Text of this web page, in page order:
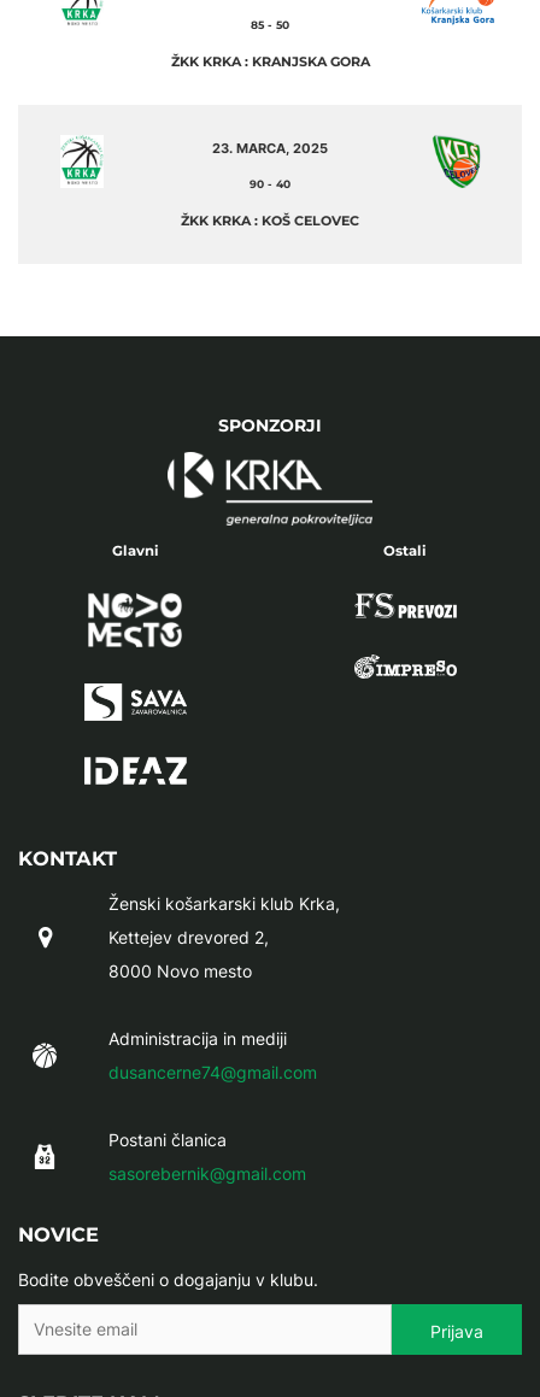
85 - 50
ŽKK KRKA : KRANJSKA GORA
23. MARCA, 2025
90 - 40
ŽKK KRKA : KOŠ CELOVEC
SPONZORJI
Glavni Ostali
KONTAKT
Ženski košarkarski klub Krka,
Kettejev drevored 2,
8000 Novo mesto
Administracija in mediji
dusancerne74@gmail.com
Postani članica
sasorebernik@gmail.com
NOVICE
Bodite obveščeni o dogajanju v klubu.